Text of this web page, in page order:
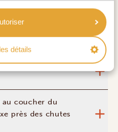
détails
près des chutes
coucher du
près des chutes